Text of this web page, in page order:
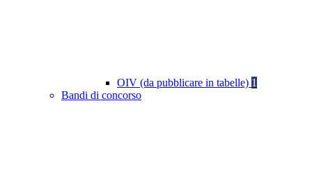
OIV (da pubblicare in tabelle) 1
Bandi di concorso